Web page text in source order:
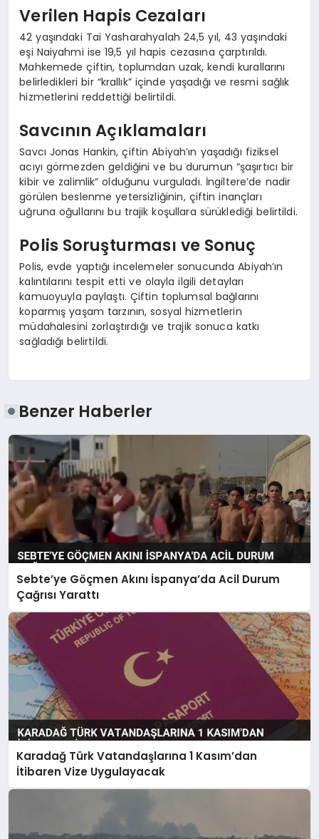
Verilen Hapis Cezaları
42 yaşındaki Tai Yasharahyalah 24,5 yıl, 43 yaşındaki
eşi Naiyahmi ise 19,5 yıl hapis cezasına çarptırıldı.
Mahkemede çiftin, toplumdan uzak, kendi kurallarını
belirledikleri bir “krallık” içinde yaşadığı ve resmi sağlık
hizmetlerini reddettiği belirtildi.
Savcının Açıklamaları
Savcı Jonas Hankin, çiftin Abiyah’ın yaşadığı fiziksel
acıyı görmezden geldiğini ve bu durumun “şaşırtıcı bir
kibir ve zalimlik” olduğunu vurguladı. İngiltere’de nadir
görülen beslenme yetersizliğinin, çiftin inançları
uğruna oğullarını bu trajik koşullara sürüklediği belirtildi.
Polis Soruşturması ve Sonuç
Polis, evde yaptığı incelemeler sonucunda Abiyah’ın
kalıntılarını tespit etti ve olayla ilgili detayları
kamuoyuyla paylaştı. Çiftin toplumsal bağlarını
koparmış yaşam tarzının, sosyal hizmetlerin
müdahalesini zorlaştırdığı ve trajik sonuca katkı
sağladığı belirtildi.
Benzer Haberler
Sebte’ye Göçmen Akını İspanya’da Acil Durum
Çağrısı Yarattı
Karadağ Türk Vatandaşlarına 1 Kasım’dan
İtibaren Vize Uygulayacak